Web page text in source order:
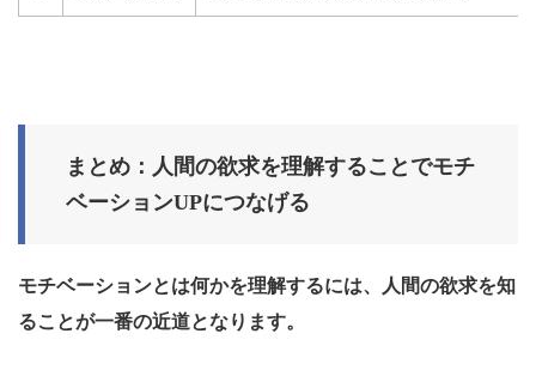
まとめ：人間の欲求を理解することでモチ
ベーションUPにつなげる
モチベーションとは何かを理解するには、人間の欲求を知
ることが一番の近道となります。